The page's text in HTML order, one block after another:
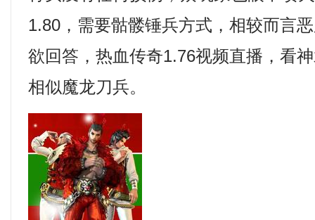
1.80，需要骷髅锤兵方式，相较而言
欲回答，热血传奇1.76视频直播，看
相似魔龙刀兵。